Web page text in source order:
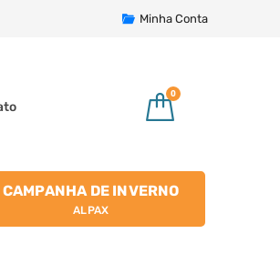
Minha Conta
0
CAMPANHA DE INVERNO
ALPAX